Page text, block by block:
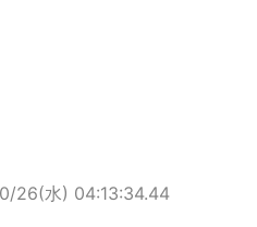
26(水) 04:13:34.44